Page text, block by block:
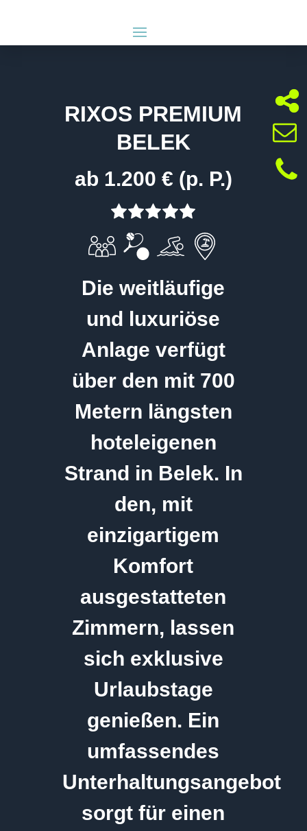
RIXOS PREMIUM
BELEK
ab 1.200 € (p. P.)
Die weitläufige
und luxuriöse
Anlage verfügt
über den mit 700
Metern längsten
hoteleigenen
Strand in Belek. In
den, mit
einzigartigem
Komfort
ausgestatteten
Zimmern, lassen
sich exklusive
Urlaubstage
genießen. Ein
umfassendes
Unterhaltungsangebot
sorgt für einen